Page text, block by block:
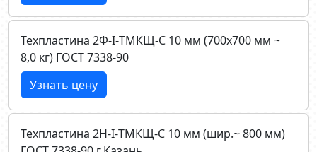
Техпластина 2Ф-I-ТМКЩ-C 10 мм (700х700 мм ~
8,0 кг) ГОСТ 7338-90
Узнать цену
Техпластина 2Н-I-ТМКЩ-C 10 мм (шир.~ 800 мм)